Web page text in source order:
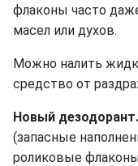
флаконы часто
масел или духов.
Можно налить
средство от
Новый дезодорант.
(запасные
роликовые